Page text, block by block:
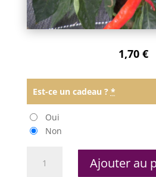
1,70 €
Est-ce un cadeau ? *
Oui
Non
Ajouter au